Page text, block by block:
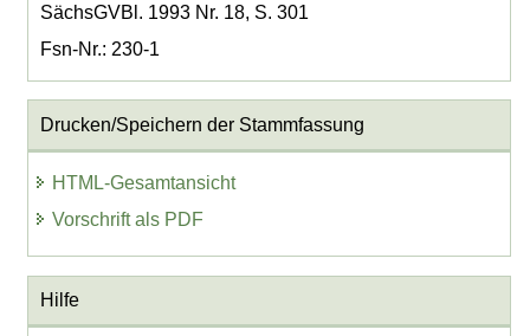
SächsGVBl. 1993 Nr. 18, S. 301
Fsn-Nr.: 230-1
Drucken/Speichern der Stammfassung
HTML-Gesamtansicht
Vorschrift als PDF
Hilfe